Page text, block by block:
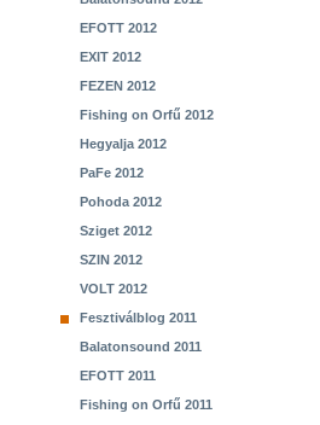
EFOTT 2012
EXIT 2012
FEZEN 2012
Fishing on Orfű 2012
Hegyalja 2012
PaFe 2012
Pohoda 2012
Sziget 2012
SZIN 2012
VOLT 2012
Fesztiválblog 2011
Balatonsound 2011
EFOTT 2011
Fishing on Orfű 2011